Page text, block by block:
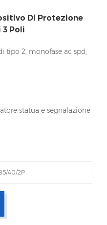
Di Protezione
3 Poli
tipo 2, monofase ac spd,
statua e segnalazione
40/2P